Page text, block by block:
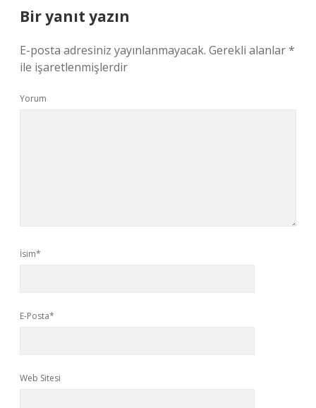
Bir yanıt yazın
E-posta adresiniz yayınlanmayacak. Gerekli alanlar*
ile işaretlenmişlerdir
Yorum
İsim*
E-Posta*
Web Sitesi